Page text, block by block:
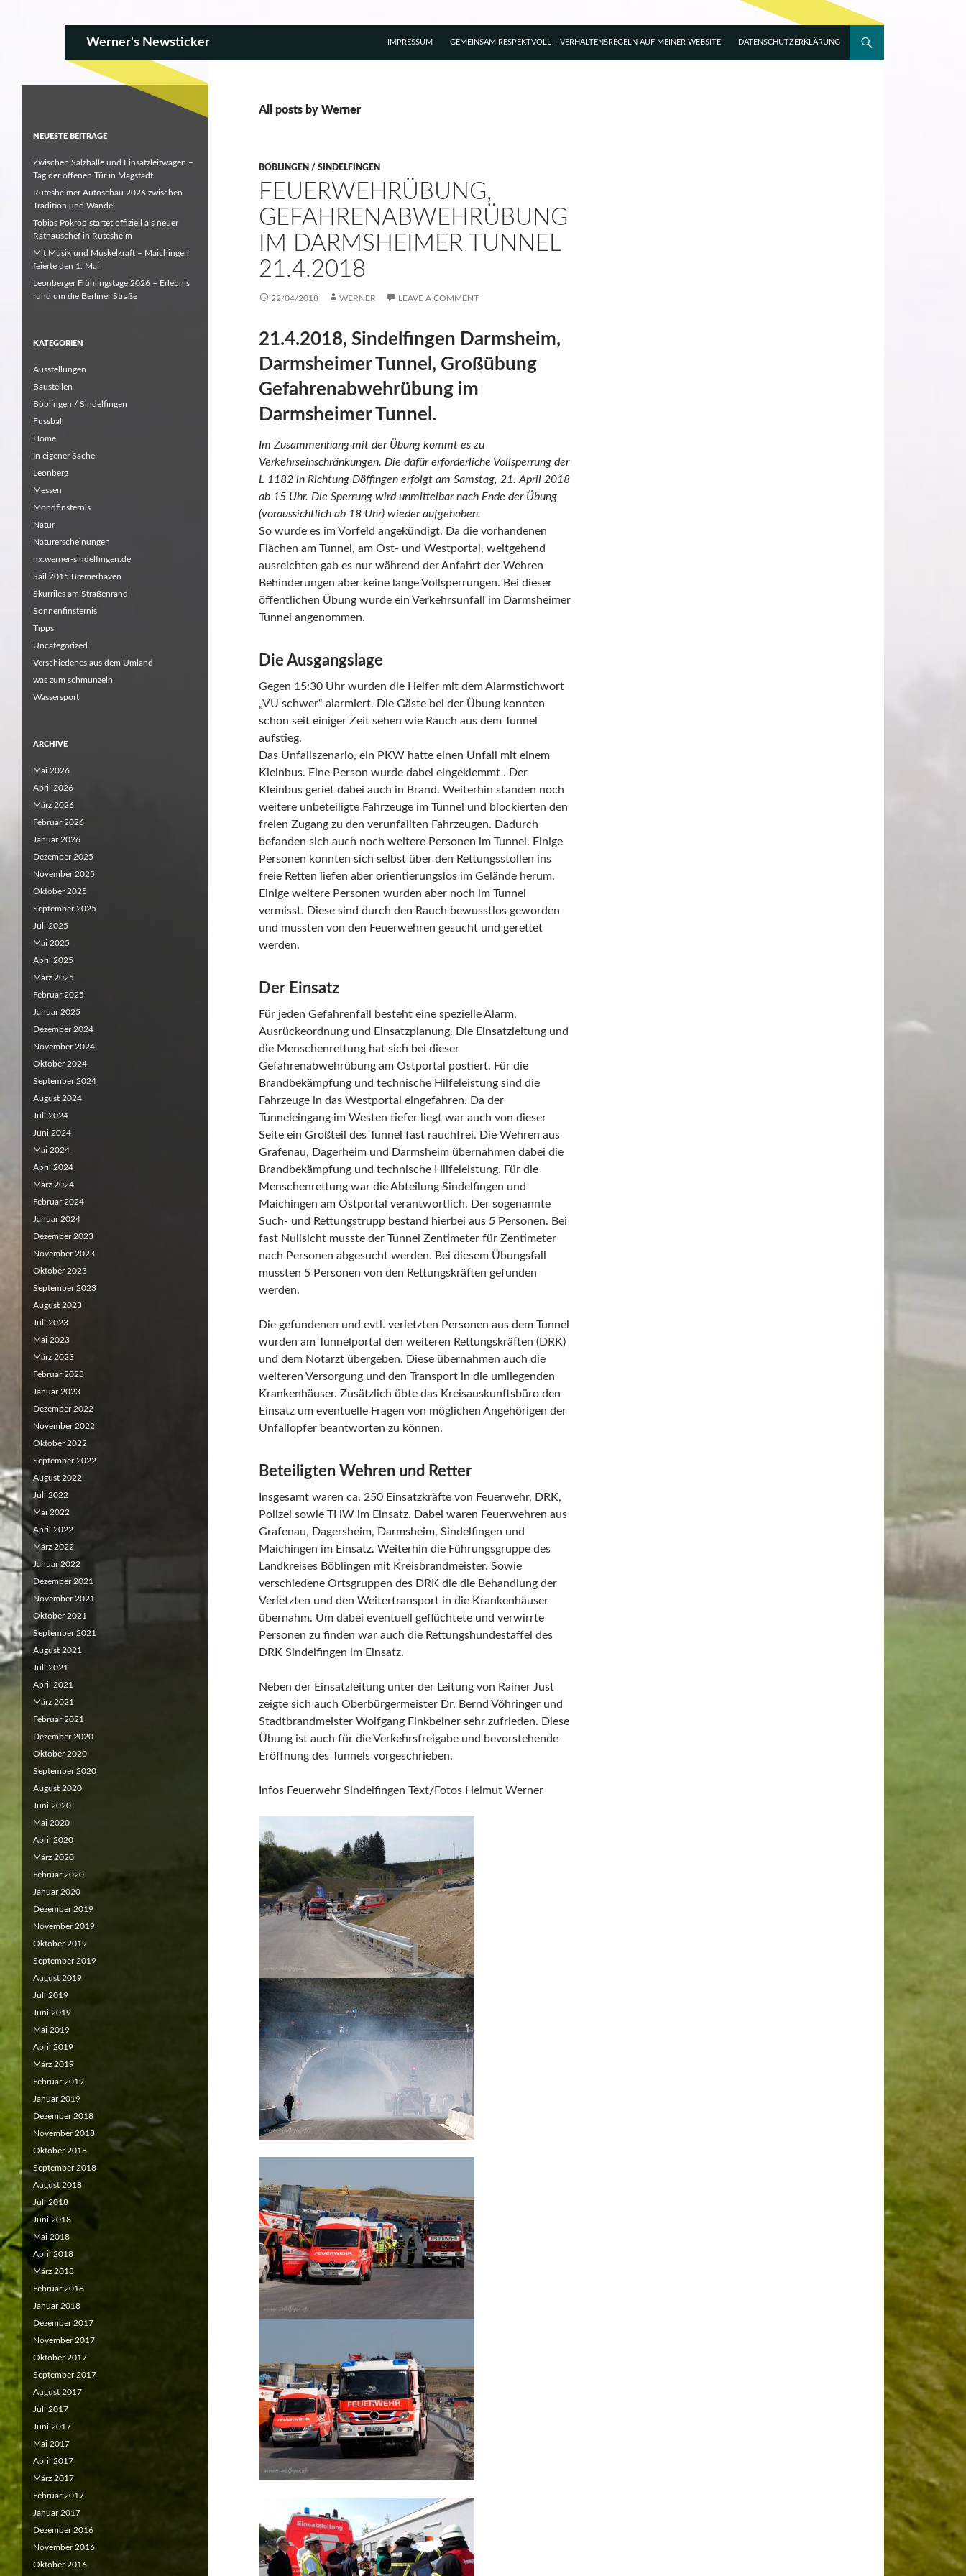
Werner's Newsticker
DATENSCHUTZERKLÄRUNG
GEMEINSAM RESPEKTVOLL – VERHALTENSREGELN AUF MEINER WEBSITE
IMPRESSUM
All posts by Werner
BÖBLINGEN / SINDELFINGEN
FEUERWEHRÜBUNG,
GEFAHRENABWEHRÜBUNG
IM DARMSHEIMER TUNNEL
21.4.2018
22/04/2018 WERNER LEAVE A COMMENT
21.4.2018, Sindelfingen Darmsheim,
Darmsheimer Tunnel, Großübung
Gefahrenabwehrübung im
Darmsheimer Tunnel.
Im Zusammenhang mit der Übung kommt es zu
Verkehrseinschränkungen. Die dafür erforderliche Vollsperrung der
L 1182 in Richtung Döffingen erfolgt am Samstag, 21. April 2018
ab 15 Uhr. Die Sperrung wird unmittelbar nach Ende der Übung
(voraussichtlich ab 18 Uhr) wieder aufgehoben.
So wurde es im Vorfeld angekündigt. Da die vorhandenen
Flächen am Tunnel, am Ost- und Westportal, weitgehend
ausreichten gab es nur während der Anfahrt der Wehren
Behinderungen aber keine lange Vollsperrungen. Bei dieser
öffentlichen Übung wurde ein Verkehrsunfall im Darmsheimer
Tunnel angenommen.
Die Ausgangslage
Gegen 15:30 Uhr wurden die Helfer mit dem Alarmstichwort
„VU schwer“ alarmiert. Die Gäste bei der Übung konnten
schon seit einiger Zeit sehen wie Rauch aus dem Tunnel
aufstieg.
Das Unfallszenario, ein PKW hatte einen Unfall mit einem
Kleinbus. Eine Person wurde dabei eingeklemmt . Der
Kleinbus geriet dabei auch in Brand. Weiterhin standen noch
weitere unbeteiligte Fahrzeuge im Tunnel und blockierten den
freien Zugang zu den verunfallten Fahrzeugen. Dadurch
befanden sich auch noch weitere Personen im Tunnel. Einige
Personen konnten sich selbst über den Rettungsstollen ins
freie Retten liefen aber orientierungslos im Gelände herum.
Einige weitere Personen wurden aber noch im Tunnel
vermisst. Diese sind durch den Rauch bewusstlos geworden
und mussten von den Feuerwehren gesucht und gerettet
werden.
Der Einsatz
Für jeden Gefahrenfall besteht eine spezielle Alarm,
Ausrückeordnung und Einsatzplanung. Die Einsatzleitung und
die Menschenrettung hat sich bei dieser
Gefahrenabwehrübung am Ostportal postiert. Für die
Brandbekämpfung und technische Hilfeleistung sind die
Fahrzeuge in das Westportal eingefahren. Da der
Tunneleingang im Westen tiefer liegt war auch von dieser
Seite ein Großteil des Tunnel fast rauchfrei. Die Wehren aus
Grafenau, Dagerheim und Darmsheim übernahmen dabei die
Brandbekämpfung und technische Hilfeleistung. Für die
Menschenrettung war die Abteilung Sindelfingen und
Maichingen am Ostportal verantwortlich. Der sogenannte
Such- und Rettungstrupp bestand hierbei aus 5 Personen. Bei
fast Nullsicht musste der Tunnel Zentimeter für Zentimeter
nach Personen abgesucht werden. Bei diesem Übungsfall
mussten 5 Personen von den Rettungskräften gefunden
werden.
Die gefundenen und evtl. verletzten Personen aus dem Tunnel
wurden am Tunnelportal den weiteren Rettungskräften (DRK)
und dem Notarzt übergeben. Diese übernahmen auch die
weiteren Versorgung und den Transport in die umliegenden
Krankenhäuser. Zusätzlich übte das Kreisauskunftsbüro den
Einsatz um eventuelle Fragen von möglichen Angehörigen der
Unfallopfer beantworten zu können.
Beteiligten Wehren und Retter
Insgesamt waren ca. 250 Einsatzkräfte von Feuerwehr, DRK,
Polizei sowie THW im Einsatz. Dabei waren Feuerwehren aus
Grafenau, Dagersheim, Darmsheim, Sindelfingen und
Maichingen im Einsatz. Weiterhin die Führungsgruppe des
Landkreises Böblingen mit Kreisbrandmeister. Sowie
verschiedene Ortsgruppen des DRK die die Behandlung der
Verletzten und den Weitertransport in die Krankenhäuser
übernahm. Um dabei eventuell geflüchtete und verwirrte
Personen zu finden war auch die Rettungshundestaffel des
DRK Sindelfingen im Einsatz.
Neben der Einsatzleitung unter der Leitung von Rainer Just
zeigte sich auch Oberbürgermeister Dr. Bernd Vöhringer und
Stadtbrandmeister Wolfgang Finkbeiner sehr zufrieden. Diese
Übung ist auch für die Verkehrsfreigabe und bevorstehende
Eröffnung des Tunnels vorgeschrieben.
Infos Feuerwehr Sindelfingen Text/Fotos Helmut Werner
NEUESTE BEITRÄGE
Zwischen Salzhalle und Einsatzleitwagen –
Tag der offenen Tür in Magstadt
Rutesheimer Autoschau 2026 zwischen
Tradition und Wandel
Tobias Pokrop startet offiziell als neuer
Rathauschef in Rutesheim
Mit Musik und Muskelkraft – Maichingen
feierte den 1. Mai
Leonberger Frühlingstage 2026 – Erlebnis
rund um die Berliner Straße
KATEGORIEN
Ausstellungen
Baustellen
Böblingen / Sindelfingen
Fussball
Home
In eigener Sache
Leonberg
Messen
Mondfinsternis
Natur
Naturerscheinungen
nx.werner-sindelfingen.de
Sail 2015 Bremerhaven
Skurriles am Straßenrand
Sonnenfinsternis
Tipps
Uncategorized
Verschiedenes aus dem Umland
was zum schmunzeln
Wassersport
ARCHIVE
Mai 2026
April 2026
März 2026
Februar 2026
Januar 2026
Dezember 2025
November 2025
Oktober 2025
September 2025
Juli 2025
Mai 2025
April 2025
März 2025
Februar 2025
Januar 2025
Dezember 2024
November 2024
Oktober 2024
September 2024
August 2024
Juli 2024
Juni 2024
Mai 2024
April 2024
März 2024
Februar 2024
Januar 2024
Dezember 2023
November 2023
Oktober 2023
September 2023
August 2023
Juli 2023
Mai 2023
März 2023
Februar 2023
Januar 2023
Dezember 2022
November 2022
Oktober 2022
September 2022
August 2022
Juli 2022
Mai 2022
April 2022
März 2022
Januar 2022
Dezember 2021
November 2021
Oktober 2021
September 2021
August 2021
Juli 2021
April 2021
März 2021
Februar 2021
Dezember 2020
Oktober 2020
September 2020
August 2020
Juni 2020
Mai 2020
April 2020
März 2020
Februar 2020
Januar 2020
Dezember 2019
November 2019
Oktober 2019
September 2019
August 2019
Juli 2019
Juni 2019
Mai 2019
April 2019
März 2019
Februar 2019
Januar 2019
Dezember 2018
November 2018
Oktober 2018
September 2018
August 2018
Juli 2018
Juni 2018
Mai 2018
April 2018
März 2018
Februar 2018
Januar 2018
Dezember 2017
November 2017
Oktober 2017
September 2017
August 2017
Juli 2017
Juni 2017
Mai 2017
April 2017
März 2017
Februar 2017
Januar 2017
Dezember 2016
November 2016
Oktober 2016